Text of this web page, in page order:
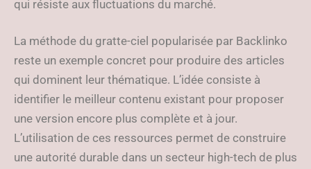
qui résiste aux fluctuations du marché.
La méthode du gratte-ciel popularisée par Backlinko
reste un exemple concret pour produire des articles
qui dominent leur thématique. L’idée consiste à
identifier le meilleur contenu existant pour proposer
une version encore plus complète et à jour.
L’utilisation de ces ressources permet de construire
une autorité durable dans un secteur high-tech de plus